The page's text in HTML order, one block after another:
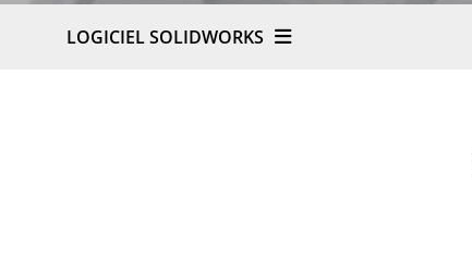
LOGICIEL SOLIDWORKS